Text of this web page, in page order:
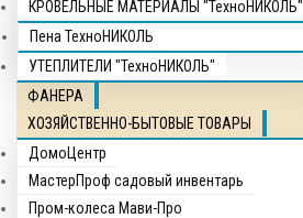
КРОВЕЛЬНЫЕ МАТЕРИАЛЫ "ТехноНИКОЛЬ"
Пена ТехноНИКОЛЬ
УТЕПЛИТЕЛИ "ТехноНИКОЛЬ"
ФАНЕРА
ХОЗЯЙСТВЕННО-БЫТОВЫЕ ТОВАРЫ
ДомоЦентр
МастерПроф садовый инвентарь
Пром-колеса Мави-Про